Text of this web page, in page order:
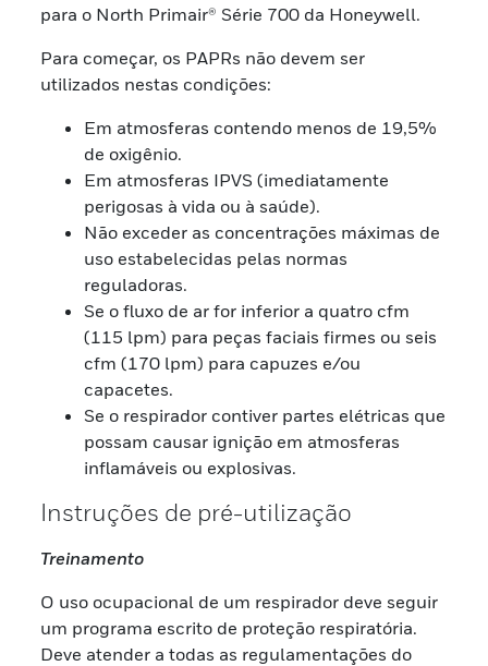
para o North Primair® Série 700 da Honeywell.
Para começar, os PAPRs não devem ser
utilizados nestas condições:
Em atmosferas contendo menos de 19,5%
de oxigênio.
Em atmosferas IPVS (imediatamente
perigosas à vida ou à saúde).
Não exceder as concentrações máximas de
uso estabelecidas pelas normas
reguladoras.
Se o fluxo de ar for inferior a quatro cfm
(115 lpm) para peças faciais firmes ou seis
cfm (170 lpm) para capuzes e/ou
capacetes.
Se o respirador contiver partes elétricas que
possam causar ignição em atmosferas
inflamáveis ou explosivas.
Instruções de pré-utilização
Treinamento
O uso ocupacional de um respirador deve seguir
um programa escrito de proteção respiratória.
Deve atender a todas as regulamentações do